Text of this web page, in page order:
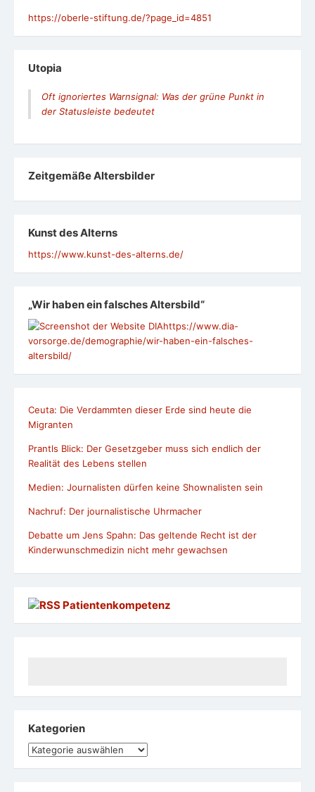
https://oberle-stiftung.de/?page_id=4851
Utopia
Oft ignoriertes Warnsignal: Was der grüne Punkt in
der Statusleiste bedeutet
Zeit­ge­mäße Alters­bil­der
Kunst des Alterns
https://www.kunst-des-alterns.de/
„Wir haben ein falsches Altersbild“
https://www.dia-
vorsorge.de/demographie/wir-haben-ein-falsches-
altersbild/
Ceuta: Die Verdammten dieser Erde sind heute die
Migranten
Prantls Blick: Der Gesetzgeber muss sich endlich der
Realität des Lebens stellen
Medien: Journalisten dürfen keine Shownalisten sein
Nachruf: Der journalistische Uhrmacher
Debatte um Jens Spahn: Das geltende Recht ist der
Kinderwunschmedizin nicht mehr gewachsen
Patientenkompetenz
Kategorien
Kategorien